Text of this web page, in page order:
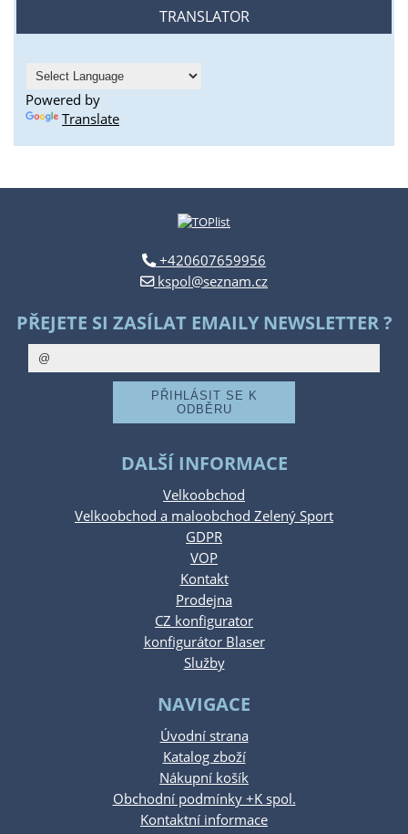
TRANSLATOR
Powered by
Translate
+420607659956
kspol@seznam.cz
PŘEJETE SI ZASÍLAT EMAILY NEWSLETTER ?
DALŠÍ INFORMACE
Velkoobchod
Velkoobchod a maloobchod Zelený Sport
GDPR
VOP
Kontakt
Prodejna
CZ konfigurator
konfigurátor Blaser
Služby
NAVIGACE
Úvodní strana
Katalog zboží
Nákupní košík
Obchodní podmínky +K spol.
Kontaktní informace